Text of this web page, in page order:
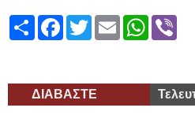
ShareFacebook
TwitterEmail
ΔΙΑΒΑΣΤΕ